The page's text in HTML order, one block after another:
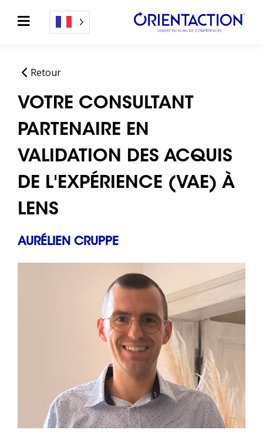
Retour
VOTRE CONSULTANT
PARTENAIRE EN
VALIDATION DES ACQUIS
DE L'EXPÉRIENCE (VAE) À
LENS
AURÉLIEN CRUPPE